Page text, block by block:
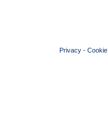
Privacy - Cookie